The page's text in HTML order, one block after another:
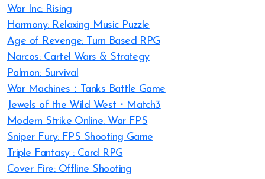
War Inc: Rising
Harmony: Relaxing Music Puzzle
Age of Revenge: Turn Based RPG
Narcos: Cartel Wars & Strategy
Palmon: Survival
War Machines：Tanks Battle Game
Jewels of the Wild West・Match3
Modern Strike Online: War FPS
Sniper Fury: FPS Shooting Game
Triple Fantasy : Card RPG
Cover Fire: Offline Shooting